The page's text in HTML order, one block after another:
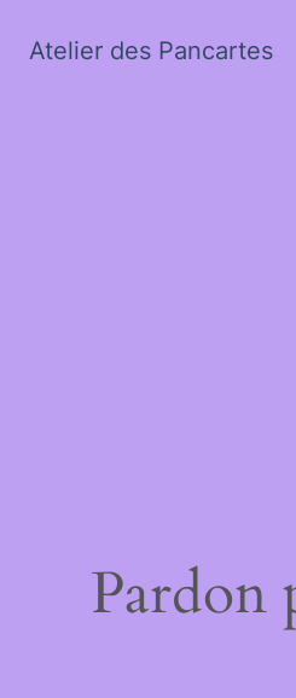
Atelier des Pancartes
Pardon